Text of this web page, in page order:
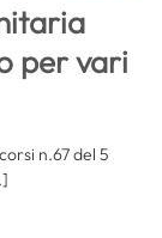
per vari
n.67 del 5